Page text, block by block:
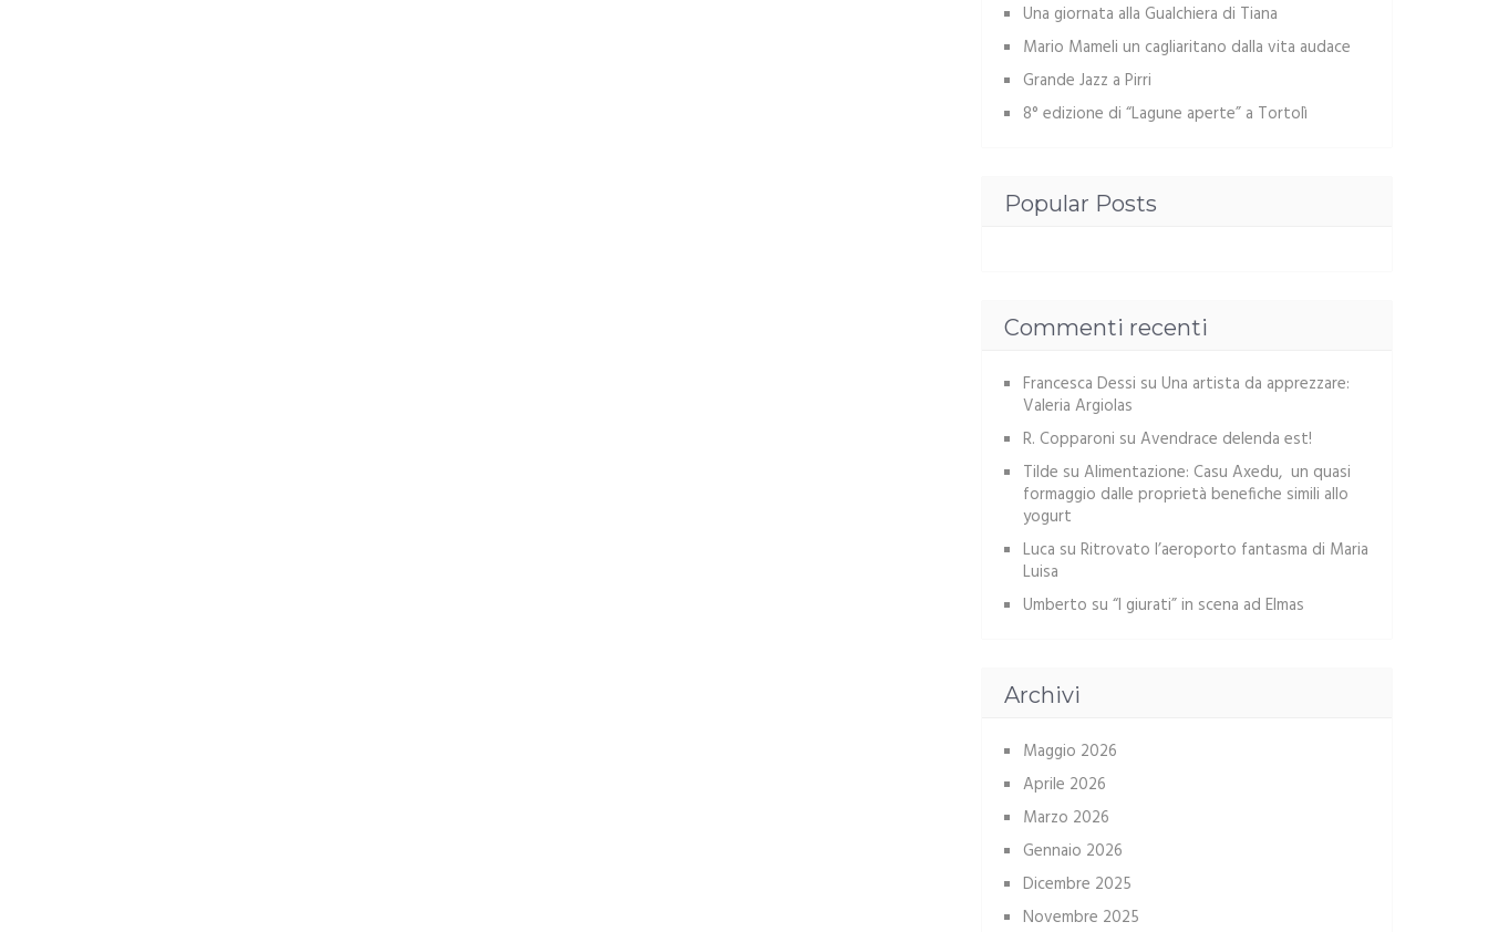
Una giornata alla Gualchiera di Tiana
Mario Mameli un cagliaritano dalla vita audace
Grande Jazz a Pirri
8° edizione di “Lagune aperte” a Tortolì
Popular Posts
Commenti recenti
Francesca Dessi su Una artista da apprezzare:
Valeria Argiolas
R. Copparoni su Avendrace delenda est!
Tilde su Alimentazione: Casu Axedu, un quasi
formaggio dalle proprietà benefiche simili allo
yogurt
Luca su Ritrovato l’aeroporto fantasma di Maria
Luisa
Umberto su “I giurati” in scena ad Elmas
Archivi
Maggio 2026
Aprile 2026
Marzo 2026
Gennaio 2026
Dicembre 2025
Novembre 2025